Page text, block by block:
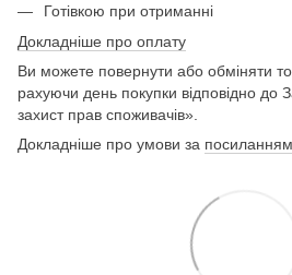
Готівкою при отриманні
Докладніше про оплату
Ви можете повернути або обміняти
рахуючи день покупки відповідно до
захист прав споживачів».
Докладніше про умови за посиланням